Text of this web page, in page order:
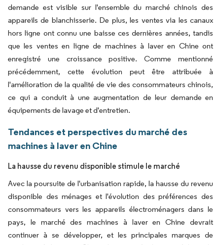
demande est visible sur l'ensemble du marché chinois des
appareils de blanchisserie. De plus, les ventes via les canaux
hors ligne ont connu une baisse ces dernières années, tandis
que les ventes en ligne de machines à laver en Chine ont
enregistré une croissance positive. Comme mentionné
précédemment, cette évolution peut être attribuée à
l'amélioration de la qualité de vie des consommateurs chinois,
ce qui a conduit à une augmentation de leur demande en
équipements de lavage et d'entretien.
Tendances et perspectives du marché des
machines à laver en Chine
La hausse du revenu disponible stimule le marché
Avec la poursuite de l'urbanisation rapide, la hausse du revenu
disponible des ménages et l'évolution des préférences des
consommateurs vers les appareils électroménagers dans le
pays, le marché des machines à laver en Chine devrait
continuer à se développer, et les principales marques de